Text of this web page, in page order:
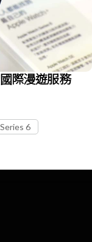
際漫遊服務
6